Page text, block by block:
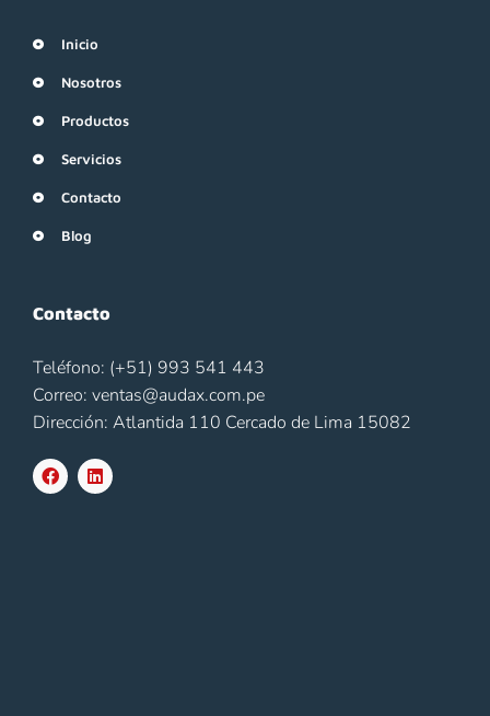
Inicio
Nosotros
Productos
Servicios
Contacto
Blog
Contacto
Teléfono: (+51) 993 541 443
Correo: ventas@audax.com.pe
Dirección: Atlantida 110 Cercado de Lima 15082